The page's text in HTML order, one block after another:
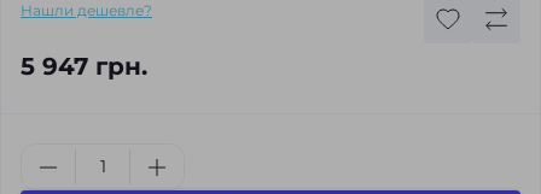
Нашли дешевле?
5 947 грн.